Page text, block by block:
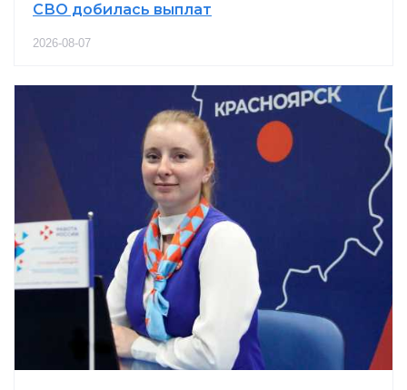
СВО добилась выплат
2026-08-07